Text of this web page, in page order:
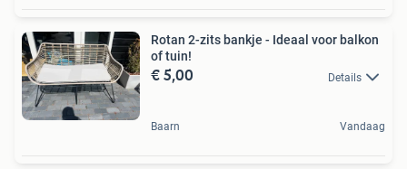
Rotan 2-zits bankje - Ideaal voor balkon
of tuin!
€ 5,00 Details
Baarn Vandaag